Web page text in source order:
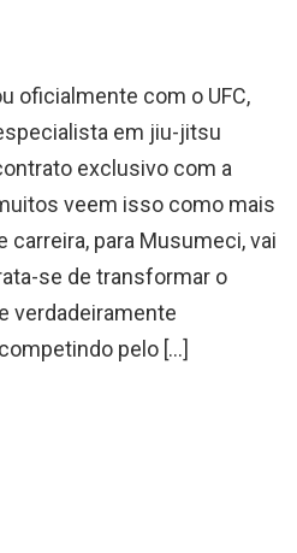
oficialmente com o UFC,
em jiu-jitsu
exclusivo com a
veem isso como mais
para Musumeci, vai
se de transformar o
verdadeiramente
pelo […]